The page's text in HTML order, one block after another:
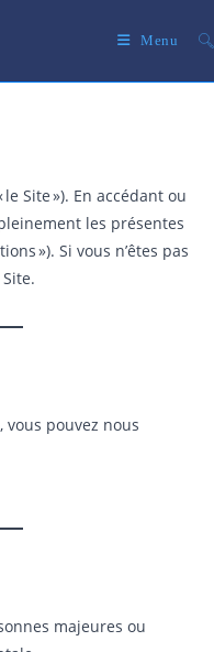
Menu
le Site »). En accédant ou
les présentes
»). Si vous n’êtes pas
pouvez nous
majeures ou